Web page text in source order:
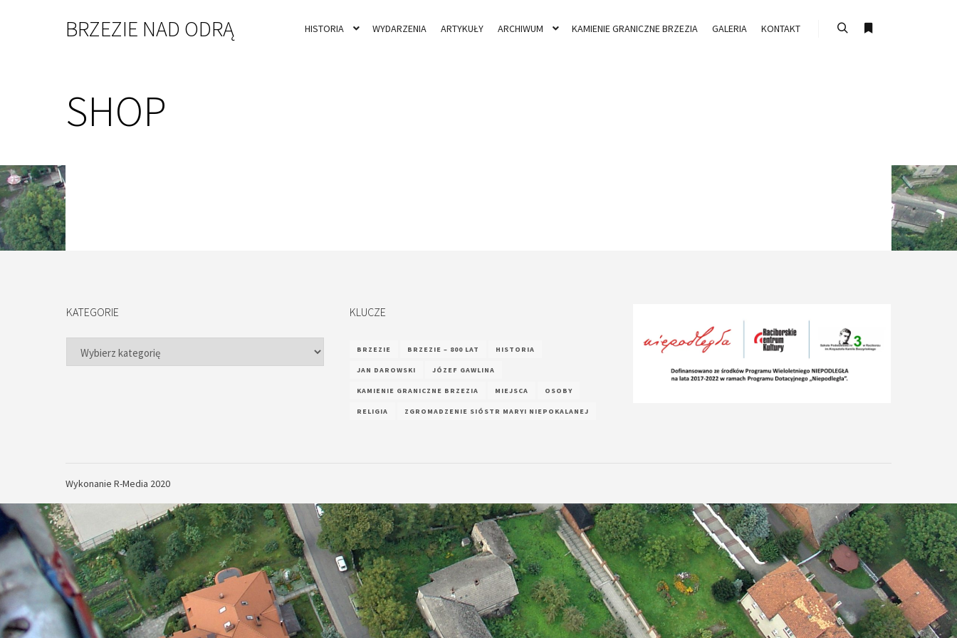
BRZEZIE NAD ODRĄ HISTORIA WYDARZENIA ARTYKUŁY ARCHIWUM KAMIENIE GRANICZNE BRZEZIA GALERIA KONTAKT
SHOP
KATEGORIE
Kategorie
KLUCZE
BRZEZIE BRZEZIE – 800 LAT HISTORIA
JAN DAROWSKI JÓZEF GAWLINA
KAMIENIE GRANICZNE BRZEZIA MIEJSCA OSOBY
RELIGIA ZGROMADZENIE SIÓSTR MARYI NIEPOKALANEJ
Wykonanie R-Media 2020